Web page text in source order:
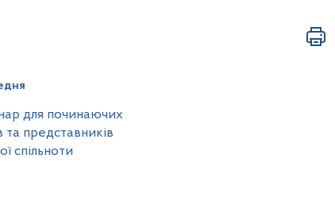
для починаючих
та представників
спільноти